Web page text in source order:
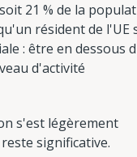
21 % de la
résident de l'UE
: être en dessous
d'activité
s'est légèrement
significative.